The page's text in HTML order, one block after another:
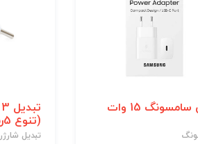
15 وات
(تنوع 5رنگ)
تبدیل شارژر